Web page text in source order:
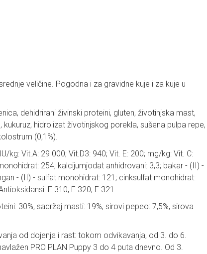
veličine. Pogodna i za gravidne kuje i za kuje u
dehidrirani živinski proteini, gluten, životinjska mast,
kukuruz, hidrolizat životinjskog porekla, sušena pulpa repe,
(0,1%).
kg: Vit.A: 29 000; Vit.D3: 940; Vit. E: 200; mg/kg: Vit. C:
254; kalcijumjodat anhidrovani: 3,3; bakar - (II) -
- (II) - sulfat monohidrat: 121; cinksulfat monohidrat:
E 310, E 320, E 321.
30%, sadržaj masti: 19%, sirovi pepeo: 7,5%, sirova
od dojenja i rast: tokom odvikavanja, od 3. do 6.
PRO PLAN Puppy 3 do 4 puta dnevno. Od 3.